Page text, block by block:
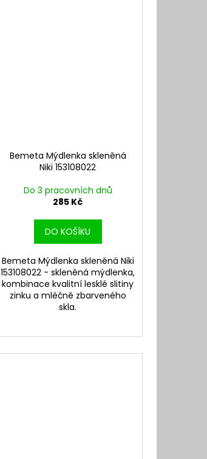
Bemeta Mýdlenka skleněná
Niki 153108022
Do 3 pracovních dnů
285 Kč
DO KOŠÍKU
Bemeta Mýdlenka skleněná Niki
153108022 - skleněná mýdlenka,
kombinace kvalitní lesklé slitiny
zinku a mléčně zbarveného
skla.